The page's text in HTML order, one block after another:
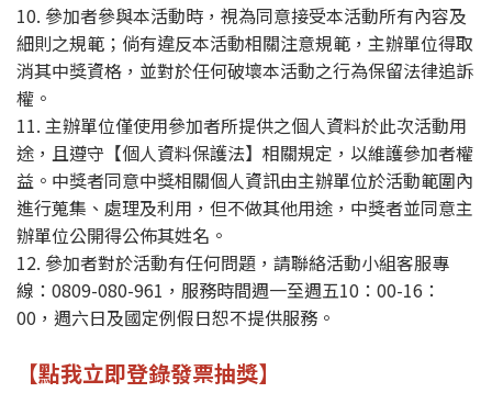
10. 參加者參與本活動時，視為同意接受本活動所有內容及
細則之規範；倘有違反本活動相關注意規範，主辦單位得取
消其中獎資格，並對於任何破壞本活動之行為保留法律追訴
權。
11. 主辦單位僅使用參加者所提供之個人資料於此次活動用
途，且遵守【個人資料保護法】相關規定，以維護參加者權
益。中獎者同意中獎相關個人資訊由主辦單位於活動範圍內
進行蒐集、處理及利用，但不做其他用途，中獎者並同意主
辦單位公開得公佈其姓名。
12. 參加者對於活動有任何問題，請聯絡活動小組客服專
線：0809-080-961，服務時間週一至週五10：00-16：
00，週六日及國定例假日恕不提供服務。
【點我立即登錄發票抽獎】